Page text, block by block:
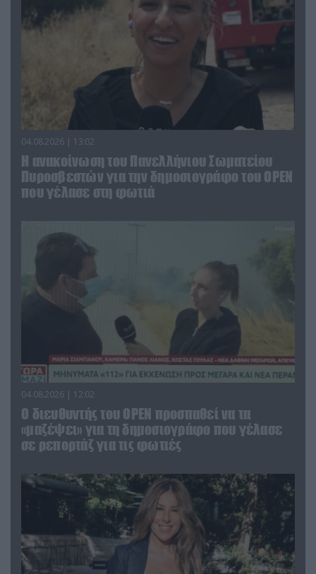
04.08.2026 | 13:02
Η ανακοίνωση του Πανελλήνιου Σωματείου
Πυροσβεστών για την δημοσιογράφο του OPEN
που γέλασε στη φωτιά
04.08.2026 | 12:02
O διευθυντής του OPEN προσπαθεί να τα
«μαζέψει» για τη δημοσιογράφο που γέλασε
σε ρεπορτάζ για τις φωτιές